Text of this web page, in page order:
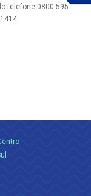
telefone 0800 595